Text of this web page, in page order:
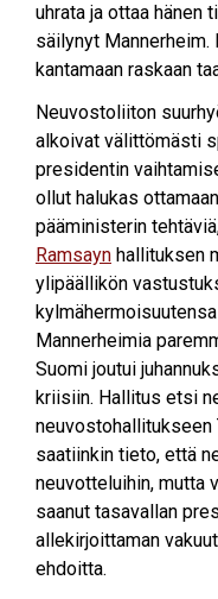
uhrata ja ottaa hänen
säilynyt
kantamaan raskaan
Neuvostoliiton
alkoivat välittömästi
presidentin
ollut halukas
pääministerin
Ramsayn hallituksen
ylipäällikön
Mannerheimia
Suomi joutui
kriisiin. Hallitus etsi
neuvostohallitukseen
saatiinkin tieto, että
neuvotteluihin, mutta
saanut tasavallan
allekirjoittaman
ehdoitta.